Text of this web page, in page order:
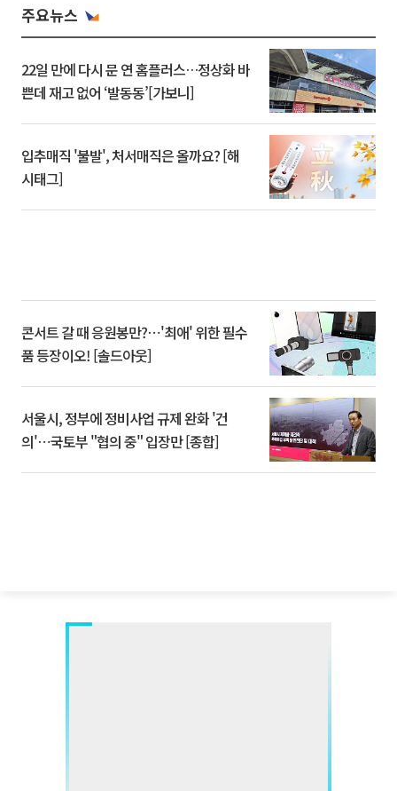
주요뉴스
22일 만에 다시 문 연 홈플러스…정상화 바
쁜데 재고 없어 ‘발동동’[가보니]
입추매직 '불발', 처서매직은 올까요? [해
시태그]
콘서트 갈 때 응원봉만?⋯'최애' 위한 필수
품 등장이오! [솔드아웃]
서울시, 정부에 정비사업 규제 완화 '건
의'⋯국토부 "협의 중" 입장만 [종합]